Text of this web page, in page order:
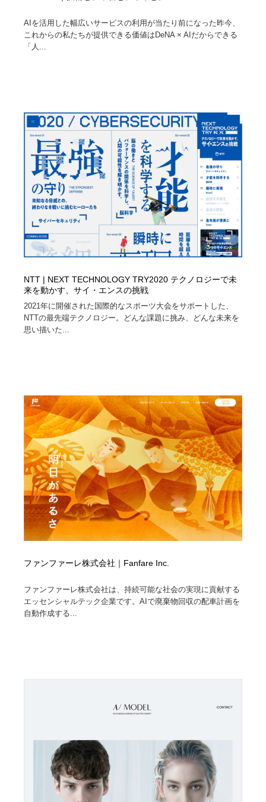
AIを活用した幅広いサービスの利用が当たり前になった昨今、
これからの私たちが提供できる価値はDeNA × AIだからできる
「人...
NTT | NEXT TECHNOLOGY TRY2020 テクノロジーで未
来を動かす、サイ・エンスの挑戦
2021年に開催された国際的なスポーツ大会をサポートした、
NTTの最先端テクノロジー。どんな課題に挑み、どんな未来を
思い描いた...
ファンファーレ株式会社｜Fanfare Inc.
ファンファーレ株式会社は、持続可能な社会の実現に貢献する
エッセンシャルテック企業です。AIで廃棄物回収の配車計画を
自動作成する...